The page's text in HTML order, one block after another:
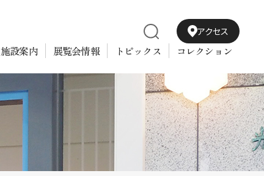
施設案内 展覧会情報 トピックス コレクション
アクセス